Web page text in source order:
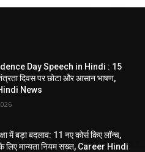
Day Speech in Hindi : 15
दिवस पर छोटा और आसान भाषण,
News
में बड़ा बदलाव: 11 नए कोर्स किए लॉन्च,
लिए मान्यता नियम सख्त, Career Hindi